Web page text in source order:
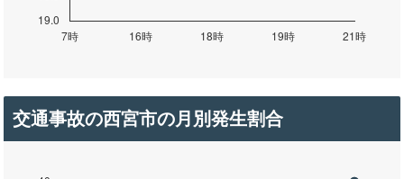
交通事故の西宮市の月別発生割合